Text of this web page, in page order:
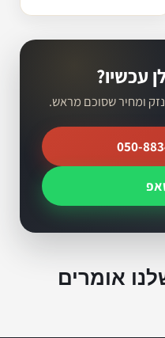
עכשיו?
ומחיר שסוכם מראש.
050-
אומרים